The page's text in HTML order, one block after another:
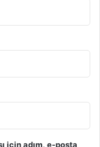
için adım, e-posta